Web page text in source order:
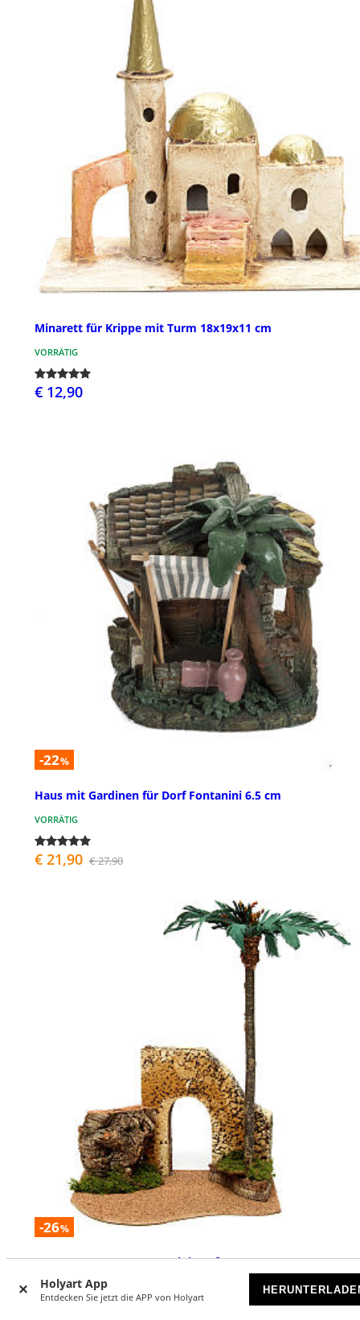
Holyart App
Entdecken Sie jetzt die APP von Holyart
Minarett für Krippe mit Turm 18x19x11 cm
VORRÄTIG
€ 12,90
-22%
Haus mit Gardinen für Dorf Fontanini 6.5 cm
VORRÄTIG
€ 21,90 € 27,90
-26%
Austattung Bogen Fontanini Dorf 12 cm
VORRÄTIG